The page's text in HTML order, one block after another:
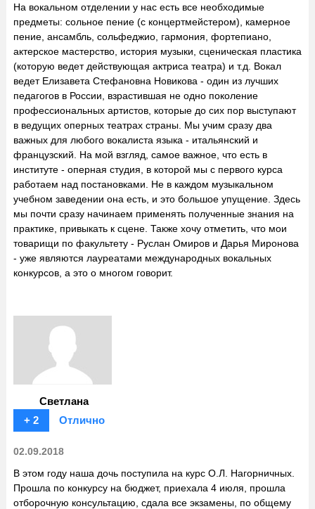
На вокальном отделении у нас есть все необходимые
предметы: сольное пение (с концертмейстером), камерное
пение, ансамбль, сольфеджио, гармония, фортепиано,
актерское мастерство, история музыки, сценическая пластика
(которую ведет действующая актриса театра) и т.д. Вокал
ведет Елизавета Стефановна Новикова - один из лучших
педагогов в России, взрастившая не одно поколение
профессиональных артистов, которые до сих пор выступают
в ведущих оперных театрах страны. Мы учим сразу два
важных для любого вокалиста языка - итальянский и
французский. На мой взгляд, самое важное, что есть в
институте - оперная студия, в которой мы с первого курса
работаем над постановками. Не в каждом музыкальном
учебном заведении она есть, и это большое упущение. Здесь
мы почти сразу начинаем применять полученные знания на
практике, привыкать к сцене. Также хочу отметить, что мои
товарищи по факультету - Руслан Омиров и Дарья Миронова
- уже являются лауреатами международных вокальных
конкурсов, а это о многом говорит.
Светлана
+ 2
Отлично
02.09.2018
В этом году наша дочь поступила на курс О.Л. Нагорничных.
Прошла по конкурсу на бюджет, приехала 4 июля, прошла
отборочную консультацию, сдала все экзамены, по общему